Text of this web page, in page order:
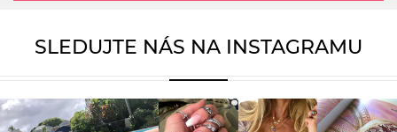
SLEDUJTE NÁS NA INSTAGRAMU